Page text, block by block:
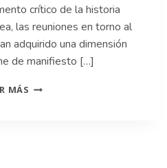
crítico de la historia
las reuniones en torno al
adquirido una dimensión
de manifiesto […]
MÁS 4.